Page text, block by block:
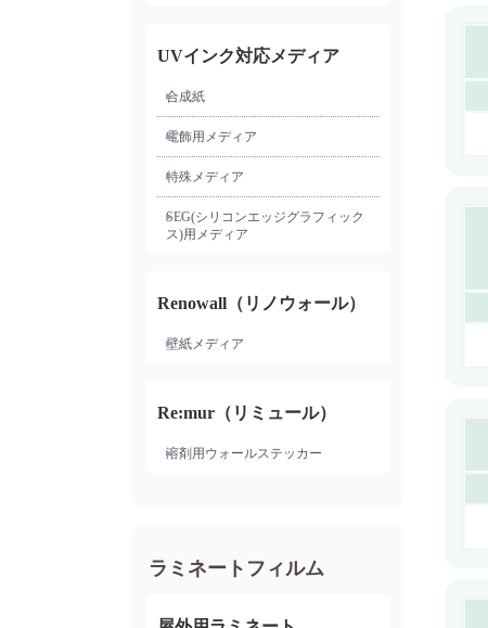
UVインク対応メディア
合成紙
電飾用メディア
特殊メディア
SEG(シリコンエッジグラフィック
ス)用メディア
Renowall（リノウォール）
壁紙メディア
Re:mur（リミュール）
溶剤用ウォールステッカー
ラミネートフィルム